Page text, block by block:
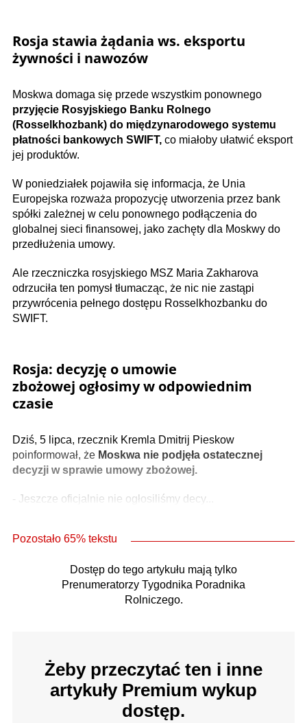
Rosja stawia żądania ws. eksportu
żywności i nawozów
Moskwa domaga się przede wszystkim ponownego
przyjęcie Rosyjskiego Banku Rolnego
(Rosselkhozbank) do międzynarodowego systemu
płatności bankowych SWIFT, co miałoby ułatwić eksport
jej produktów.
W poniedziałek pojawiła się informacja, że Unia
Europejska rozważa propozycję utworzenia przez bank
spółki zależnej w celu ponownego podłączenia do
globalnej sieci finansowej, jako zachęty dla Moskwy do
przedłużenia umowy.
Ale rzeczniczka rosyjskiego MSZ Maria Zakharova
odrzuciła ten pomysł tłumacząc, że nic nie zastąpi
przywrócenia pełnego dostępu Rosselkhozbanku do
SWIFT.
Rosja: decyzję o umowie
zbożowej ogłosimy w odpowiednim
czasie
Dziś, 5 lipca, rzecznik Kremla Dmitrij Pieskow
poinformował, że Moskwa nie podjęła ostatecznej
decyzji w sprawie umowy zbożowej.
- Jeszcze oficjalnie nie ogłosiliśmy decy...
Pozostało 65% tekstu
Dostęp do tego artykułu mają tylko
Prenumeratorzy Tygodnika Poradnika
Rolniczego.
Żeby przeczytać ten i inne
artykuły Premium wykup
dostęp.